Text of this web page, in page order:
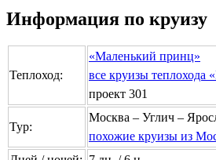
Информация по круизу
Теплоход:
«Маленький принц»
все круизы теплохода
проект 301
Тур:
Москва – Углич –
похожие круизы из